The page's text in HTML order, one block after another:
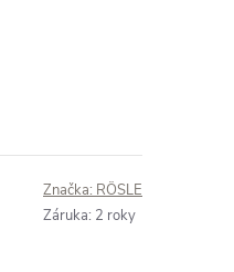
Značka: RÖSLE
Záruka: 2 roky